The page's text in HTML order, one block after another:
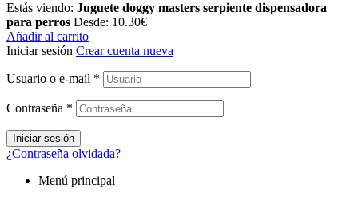
Estás viendo: Juguete doggy masters serpiente dispensadora
para perros Desde: 10.30€
Añadir al carrito
Iniciar sesión Crear cuenta nueva
Usuario o e-mail *
Contraseña *
Iniciar sesión
¿Contraseña olvidada?
Menú principal